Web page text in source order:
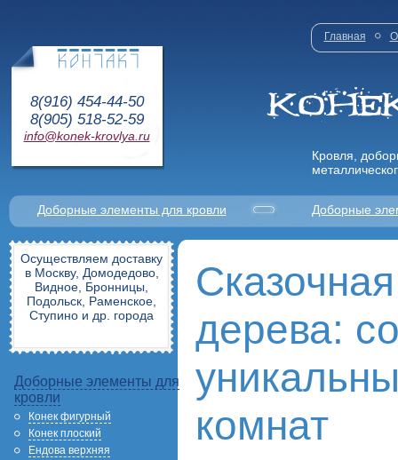
8(916) 454-44-50
8(905) 518-52-59
info@konek-krovlya.ru
Главная О
Кровля,
Доборные элементы для кровли Доборные
Осуществляем доставку
в Москву, Домодедово,
Видное, Бронницы,
Подольск, Раменское,
Ступино и др. города
Доборные элементы для
кровли
Конек фигурный
Конек плоский
Ендова верхняя
дерева:
комнат